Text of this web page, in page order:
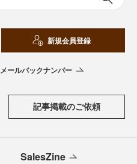
新規会員登録
メールバックナンバー
記事掲載のご依頼
SalesZine